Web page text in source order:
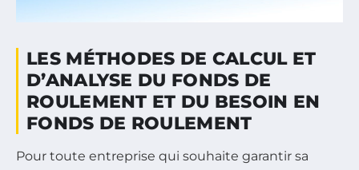
LES MÉTHODES DE CALCUL ET
D’ANALYSE DU FONDS DE
ROULEMENT ET DU BESOIN EN
FONDS DE ROULEMENT
Pour toute entreprise qui souhaite garantir sa